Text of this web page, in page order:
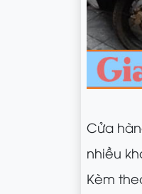
Cửa
nhiều
Kèm